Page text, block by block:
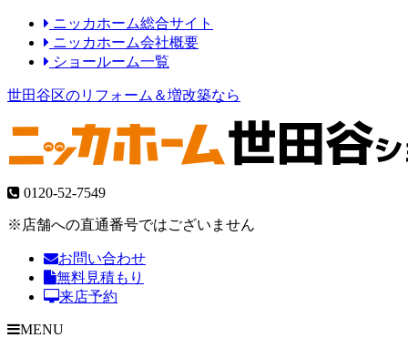
ニッカホーム総合サイト
ニッカホーム会社概要
ショールーム一覧
世田谷区のリフォーム＆増改築なら
0120-52-7549
※店舗への直通番号ではございません
お問い合わせ
無料見積もり
来店予約
MENU